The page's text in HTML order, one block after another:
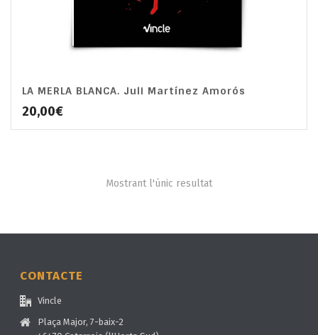
4.00
LA MERLA BLANCA. Juli Martínez Amorós
20,00€
Mostrant l'únic resultat
CONTACTE
Vincle
Plaça Major, 7-baix-2